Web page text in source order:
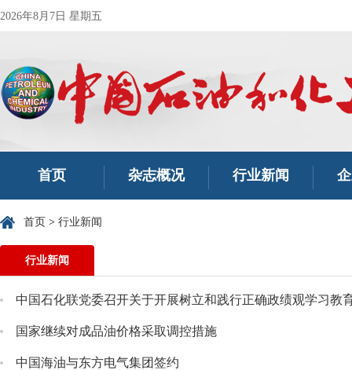
2026年8月7日 星期五
首页 杂志概况 行业新闻
首页 > 行业新闻
行业新闻
中国石化联党委召开关于开展树立和践行正确政绩观学习教
国家继续对成品油价格采取调控措施
中国海油与东方电气集团签约